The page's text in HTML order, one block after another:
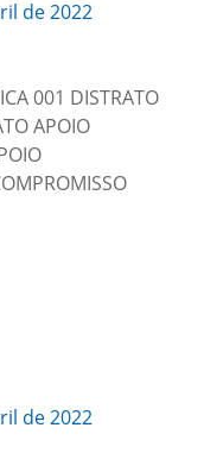
de 2022
001 DISTRATO
APOIO
de 2022